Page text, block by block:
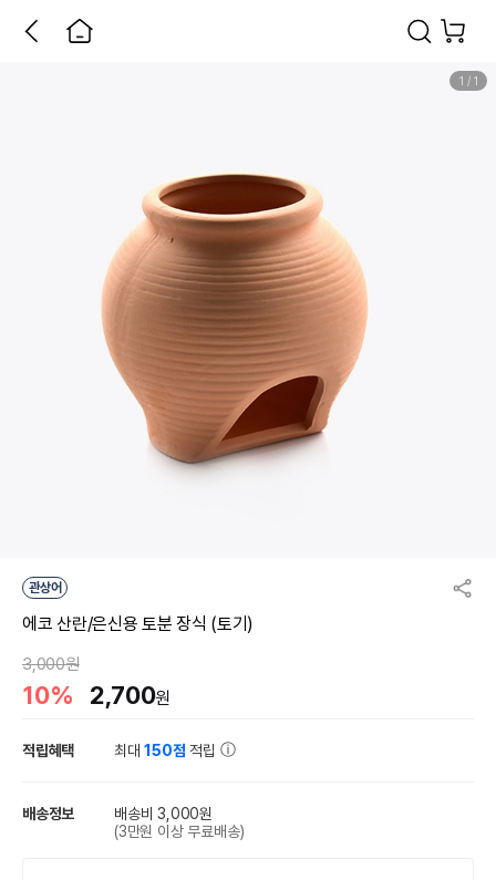
1 / 1
관상어
에코 산란/은신용 토분 장식 (토기)
3,000원
10% 2,700원
적립혜택 최대150점 적립
배송정보
배송비 3,000원
(3만원 이상 무료배송)